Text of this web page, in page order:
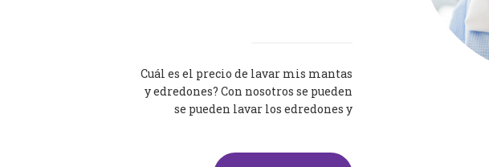
Cuál es el precio de lavar mis mantas
y edredones? Con nosotros se pueden
se pueden lavar los edredones y